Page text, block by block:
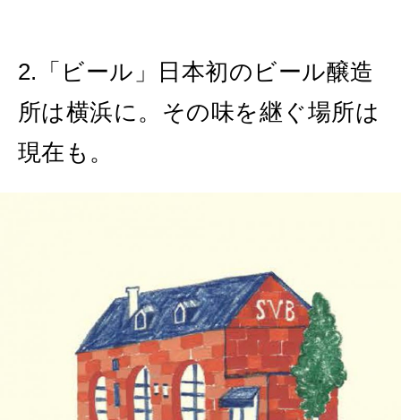
2.「ビール」日本初のビール醸造
所は横浜に。その味を継ぐ場所は
現在も。